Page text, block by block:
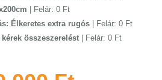
| Felár: 0 Ft
Élkeretes extra rugós | Felár: 0 Ft
összeszerelést | Felár: 0 Ft